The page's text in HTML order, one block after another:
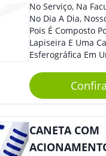
No Serviço, Na
No Dia A Dia,
Pois É Composto
Lapiseira E Uma
Esferográfica Em
Clientes E
Adorar. Não Perca
De Personalizá-Lo
Especialmente
Marca.
CANETA COM